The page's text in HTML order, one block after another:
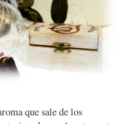
que sale de los